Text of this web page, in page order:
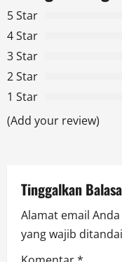
v
i
g
a
o
n
5 Star
4 Star
3 Star
2 Star
1 Star
(Add your review)
Tinggalkan
Alamat email
yang wajib ditandai